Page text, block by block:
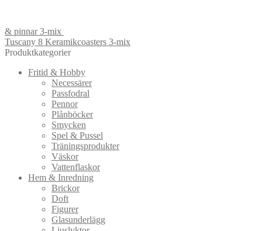
& pinnar 3-mix
Tuscany 8 Keramikcoasters 3-mix
Produktkategorier
Fritid & Hobby
Necessärer
Passfodral
Pennor
Plånböcker
Smycken
Spel & Pussel
Träningsprodukter
Väskor
Vattenflaskor
Hem & Inredning
Brickor
Doft
Figurer
Glasunderlägg